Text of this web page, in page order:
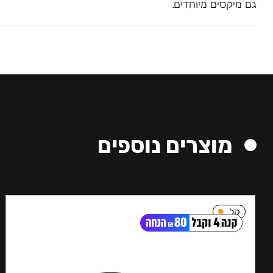
גם מיקסים מיוחדים.
מוצרים נוספים
קל